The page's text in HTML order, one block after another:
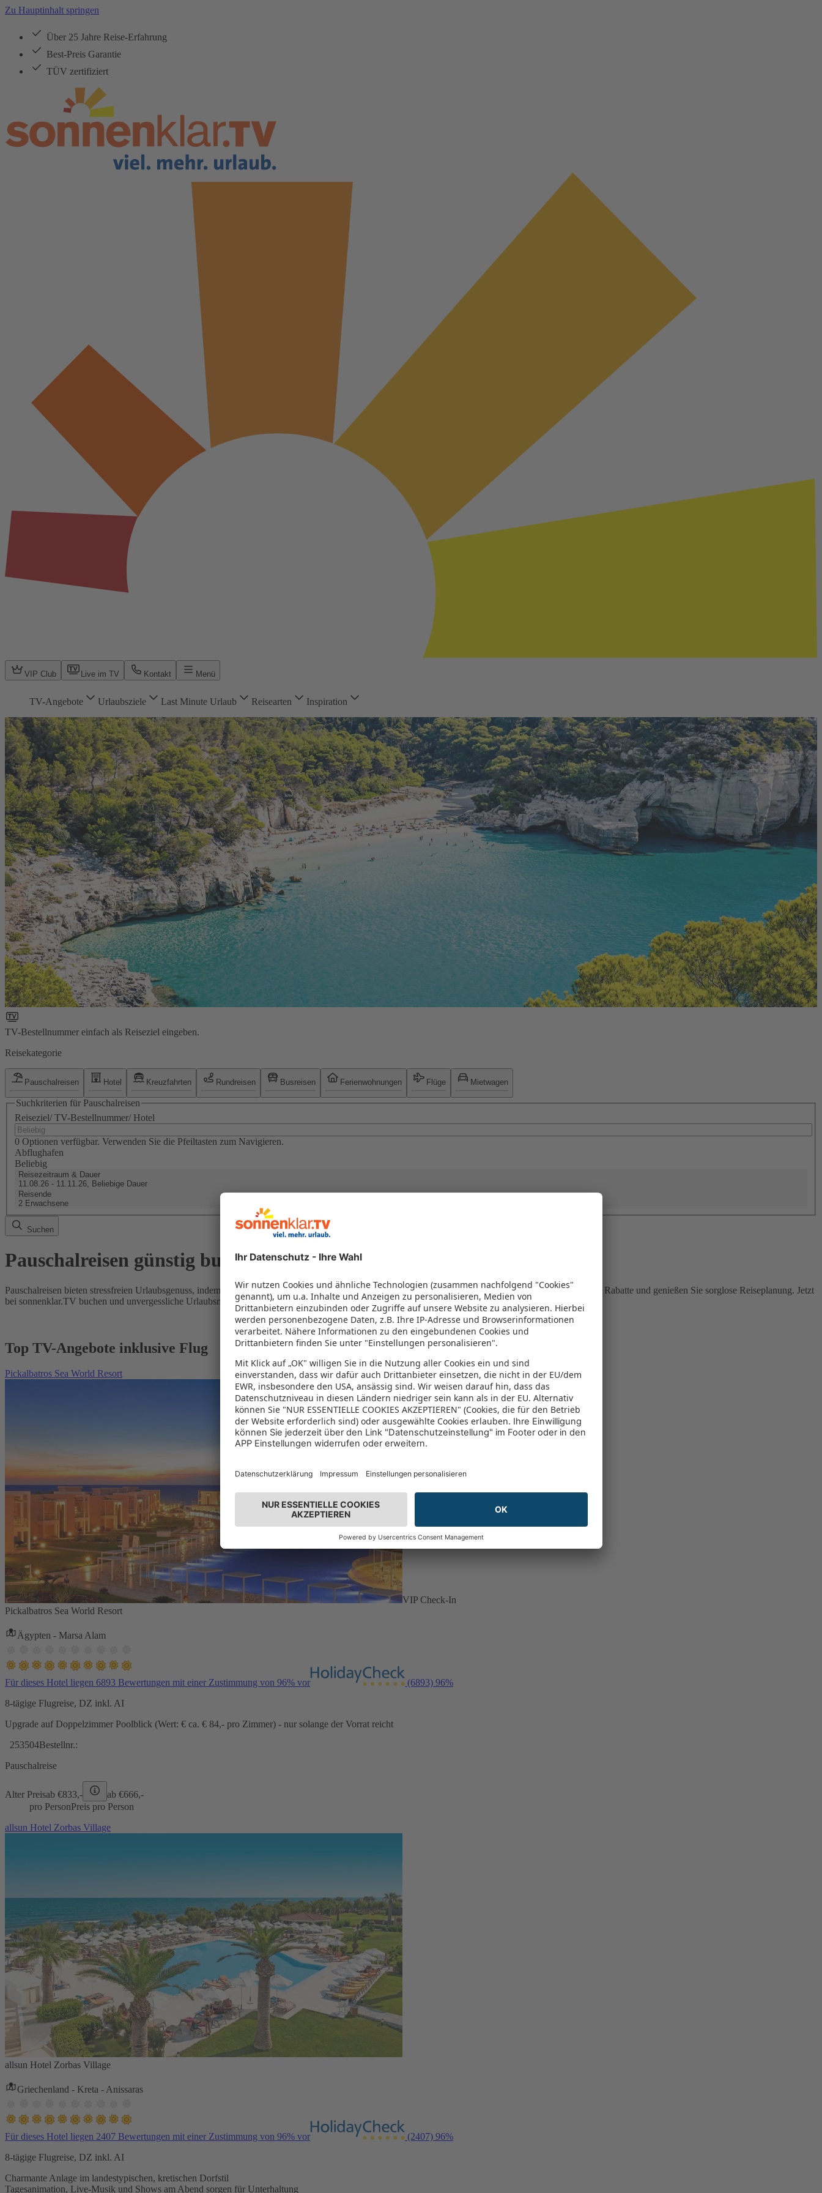
Zu Hauptinhalt springen
Über 25 Jahre Reise-Erfahrung
Best-Preis Garantie
TÜV zertifiziert
VIP Club Live im TV Kontakt Menü
TV-Angebote Urlaubsziele Last Minute Urlaub Reisearten Inspiration
TV-Bestellnummer einfach als Reiseziel eingeben.
Reisekategorie
Pauschalreisen Hotel Kreuzfahrten Rundreisen Busreisen Ferienwohnungen Flüge Mietwagen
Suchkriterien für Pauschalreisen
Reiseziel/ TV-Bestellnummer/ Hotel
0 Optionen verfügbar. Verwenden Sie die Pfeiltasten zum Navigieren.
Abflughafen
Beliebig
Reisezeitraum & Dauer
11.08.26 - 11.11.26, Beliebige Dauer
Reisende
2 Erwachsene
Suchen
Pauschalreisen günstig buchen
Pauschalreisen bieten stressfreien Urlaubsgenuss, indem Flug und Hotel in einem Paket kombiniert werden – das spart Zeit und Geld. Nutzen Sie attraktive Rabatte und genießen Sie sorglose Reiseplanung. Jetzt
bei sonnenklar.TV buchen und unvergessliche Urlaubsmomente erleben!
Top TV-Angebote inklusive Flug
Pickalbatros Sea World Resort
VIP Check-In
Pickalbatros Sea World Resort
Ägypten - Marsa Alam
Für dieses Hotel liegen 6893 Bewertungen mit einer Zustimmung von 96% vor (6893) 96%
8-tägige Flugreise, DZ inkl. AI
Upgrade auf Doppelzimmer Poolblick (Wert: € ca. € 84,- pro Zimmer) - nur solange der Vorrat reicht
253504Bestellnr.:
Pauschalreise
Alter Preisab €833,- ab €666,-
pro PersonPreis pro Person
allsun Hotel Zorbas Village
allsun Hotel Zorbas Village
Griechenland - Kreta - Anissaras
Für dieses Hotel liegen 2407 Bewertungen mit einer Zustimmung von 96% vor (2407) 96%
8-tägige Flugreise, DZ inkl. AI
Charmante Anlage im landestypischen, kretischen Dorfstil
Tagesanimation, Live-Musik und Shows am Abend sorgen für Unterhaltung